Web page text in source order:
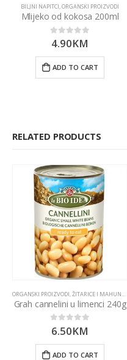
BILJNI NAPITCI,ORGANSKI PROIZVODI
Mlijeko od kokosa 200ml
0out of 5
4.90KM
ADD TO CART
RELATED PRODUCTS
ORGANSKI PROIZVODI,ŽITARICE I MAHUNARKE
Grah cannelini u limenci 240g
0out of 5
6.50KM
ADD TO CART